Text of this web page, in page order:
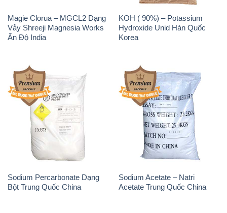
Magie Clorua – MGCL2 Dạng
Vảy Shreeji Magnesia Works
Ấn Độ India
KOH ( 90%) – Potassium
Hydroxide Unid Hàn Quốc
Korea
Sodium Percarbonate Dạng
Bột Trung Quốc China
Sodium Acetate – Natri
Acetate Trung Quốc China